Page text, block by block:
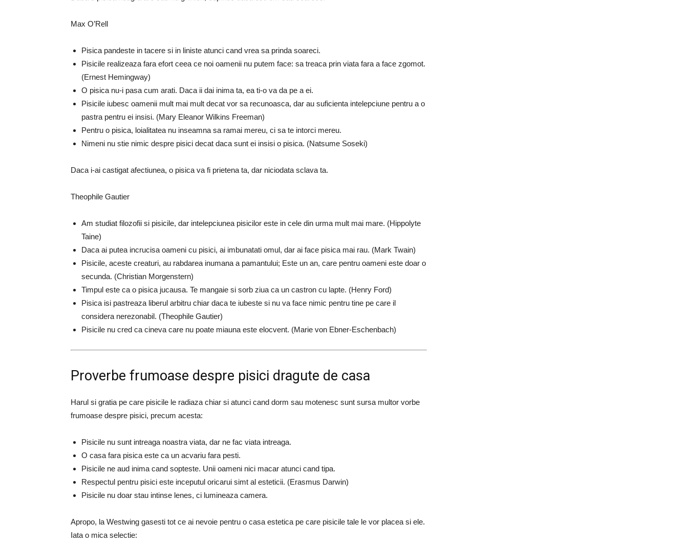
Max O’Rell
Pisica pandeste in tacere si in liniste atunci cand vrea sa prinda soareci.
Pisicile realizeaza fara efort ceea ce noi oamenii nu putem face: sa treaca prin viata fara a face zgomot.
(Ernest Hemingway)
O pisica nu-i pasa cum arati. Daca ii dai inima ta, ea ti-o va da pe a ei.
Pisicile iubesc oamenii mult mai mult decat vor sa recunoasca, dar au suficienta intelepciune pentru a o
pastra pentru ei insisi. (Mary Eleanor Wilkins Freeman)
Pentru o pisica, loialitatea nu inseamna sa ramai mereu, ci sa te intorci mereu.
Nimeni nu stie nimic despre pisici decat daca sunt ei insisi o pisica. (Natsume Soseki)
Daca i-ai castigat afectiunea, o pisica va fi prietena ta, dar niciodata sclava ta.
Theophile Gautier
Am studiat filozofii si pisicile, dar intelepciunea pisicilor este in cele din urma mult mai mare. (Hippolyte
Taine)
Daca ai putea incrucisa oameni cu pisici, ai imbunatati omul, dar ai face pisica mai rau. (Mark Twain)
Pisicile, aceste creaturi, au rabdarea inumana a pamantului; Este un an, care pentru oameni este doar o
secunda. (Christian Morgenstern)
Timpul este ca o pisica jucausa. Te mangaie si sorb ziua ca un castron cu lapte. (Henry Ford)
Pisica isi pastreaza liberul arbitru chiar daca te iubeste si nu va face nimic pentru tine pe care il
considera nerezonabil. (Theophile Gautier)
Pisicile nu cred ca cineva care nu poate miauna este elocvent. (Marie von Ebner-Eschenbach)
Proverbe frumoase despre pisici dragute de casa
Harul si gratia pe care pisicile le radiaza chiar si atunci cand dorm sau motenesc sunt sursa multor vorbe
frumoase despre pisici, precum acesta:
Pisicile nu sunt intreaga noastra viata, dar ne fac viata intreaga.
O casa fara pisica este ca un acvariu fara pesti.
Pisicile ne aud inima cand sopteste. Unii oameni nici macar atunci cand tipa.
Respectul pentru pisici este inceputul oricarui simt al esteticii. (Erasmus Darwin)
Pisicile nu doar stau intinse lenes, ci lumineaza camera.
Apropo, la Westwing gasesti tot ce ai nevoie pentru o casa estetica pe care pisicile tale le vor placea si ele.
Iata o mica selectie: